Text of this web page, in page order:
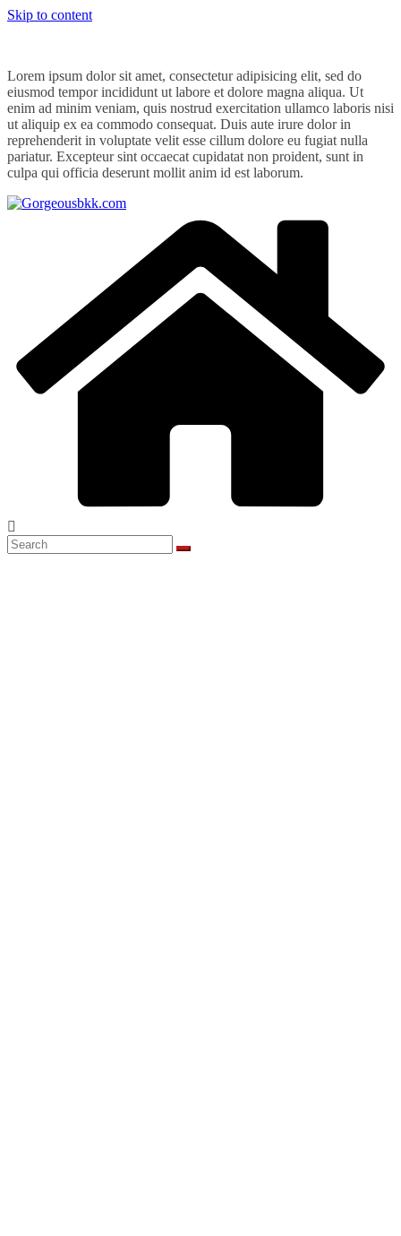
Skip to content
Lorem ipsum dolor sit amet, consectetur adipisicing elit, sed do
eiusmod tempor incididunt ut labore et dolore magna aliqua. Ut
enim ad minim veniam, quis nostrud exercitation ullamco laboris nisi
ut aliquip ex ea commodo consequat. Duis aute irure dolor in
reprehenderit in voluptate velit esse cillum dolore eu fugiat nulla
pariatur. Excepteur sint occaecat cupidatat non proident, sunt in
culpa qui officia deserunt mollit anim id est laborum.